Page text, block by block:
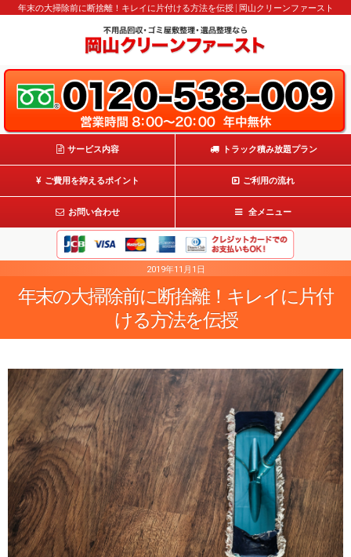
年末の大掃除前に断捨離！キレイに片付ける方法を伝授 | 岡山クリーンファースト
サービス内容 トラック積み放題プラン
ご費用を抑えるポイント ご利用の流れ
お問い合わせ 全メニュー
2019年11月1日
年末の大掃除前に断捨離！キレイに片付
ける方法を伝授